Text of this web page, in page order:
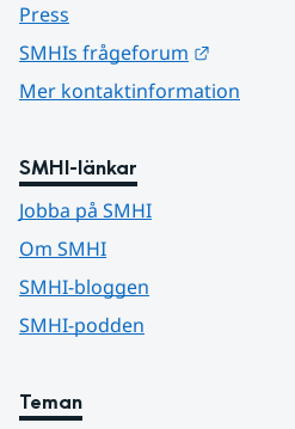
Press
SMHIs frågeforum
Mer kontaktinformation
SMHI-länkar
Jobba på SMHI
Om SMHI
SMHI-bloggen
SMHI-podden
Teman